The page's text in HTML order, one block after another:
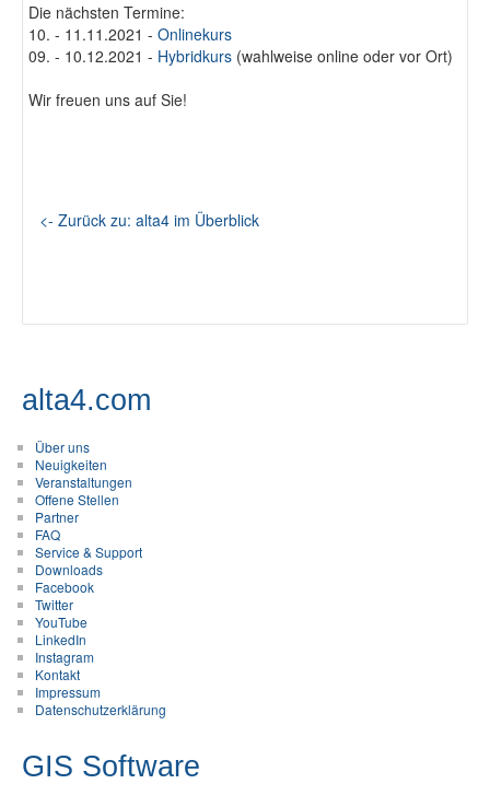
Die nächsten Termine:
10. - 11.11.2021 - Onlinekurs
09. - 10.12.2021 - Hybridkurs (wahlweise online oder vor Ort)
Wir freuen uns auf Sie!
<- Zurück zu: alta4 im Überblick
alta4.com
Über uns
Neuigkeiten
Veranstaltungen
Offene Stellen
Partner
FAQ
Service & Support
Downloads
Facebook
Twitter
YouTube
LinkedIn
Instagram
Kontakt
Impressum
Datenschutzerklärung
GIS Software